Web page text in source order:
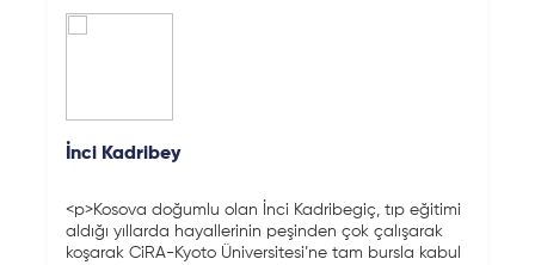
İnci Kadribey
<p>Kosova doğumlu olan İnci Kadribegiç, tıp eğitimi
aldığı yıllarda hayallerinin peşinden çok çalışarak
koşarak CiRA-Kyoto Üniversitesi’ne tam bursla kabul